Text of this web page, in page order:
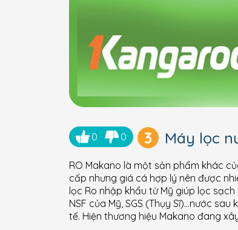
0 0 3 Máy lọc
RO Makano là một sản phẩm khác
cấp nhưng giá cá hợp lý nên được
lọc Ro nhập khẩu từ Mỹ giúp lọc
NSF của Mỹ, SGS (Thụy Sĩ)…nước
tế. Hiện thương hiệu Makano đang